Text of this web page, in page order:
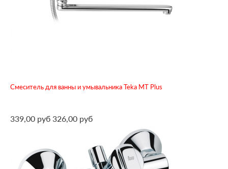
Смеситель для ванны и умывальника Teka MT Plus
339,00 руб 326,00 руб